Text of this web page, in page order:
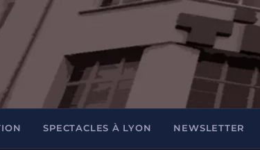
SPECTACLES À LYON NEWSLETTER